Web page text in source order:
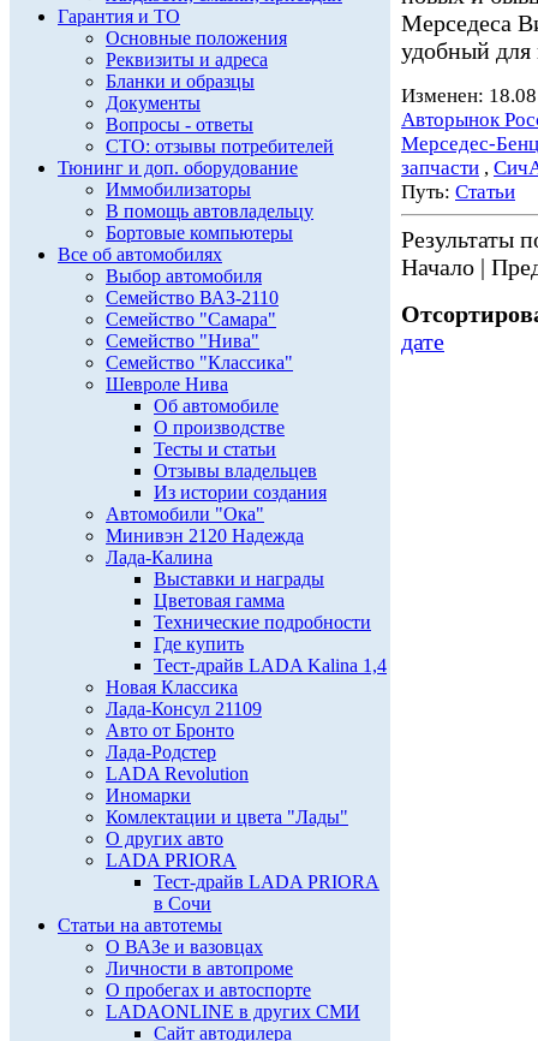
Гарантия и ТО
Основные положения
Реквизиты и адреса
Бланки и образцы
Документы
Вопросы - ответы
СТО: отзывы потребителей
Тюнинг и доп. оборудование
Иммобилизаторы
В помощь автовладельцу
Бортовые компьютеры
Все об автомобилях
Выбор автомобиля
Семейство ВАЗ-2110
Семейство "Самара"
Семейство "Нива"
Семейство "Классика"
Шевроле Нива
Об автомобиле
О производстве
Тесты и статьи
Отзывы владельцев
Из истории создания
Автомобили "Ока"
Минивэн 2120 Надежда
Лада-Калина
Выставки и награды
Цветовая гамма
Технические подробности
Где купить
Тест-драйв LADA Kalina 1,4
Новая Классика
Лада-Консул 21109
Авто от Бронто
Лада-Родстер
LADA Revolution
Иномарки
Комлектации и цвета "Лады"
О других авто
LADA PRIORA
Тест-драйв LADA PRIORA
в Сочи
Статьи на автотемы
О ВАЗе и вазовцах
Личности в автопроме
О пробегах и автоспорте
LADAONLINE в других СМИ
Сайт автодилера
Мерседеса
удобный для
Изменен:
Авторынок
Мерседес-Бенц
запчасти ,
Путь: Статьи
Результаты
Начало |
дате